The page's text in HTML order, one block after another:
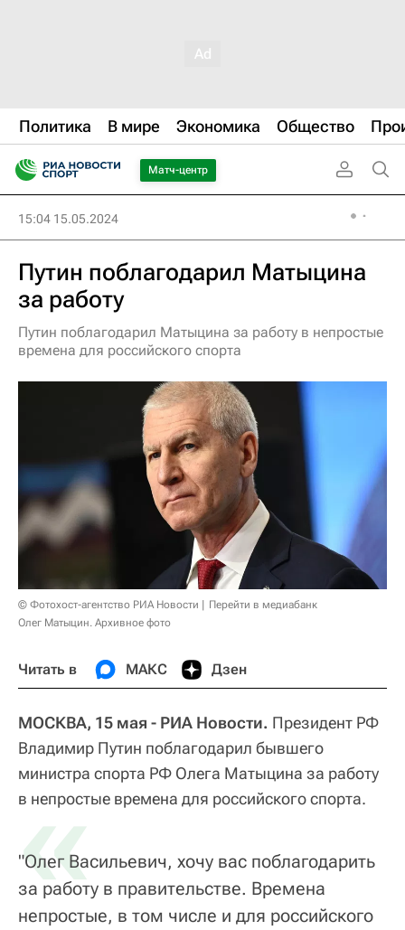
Политика В мире Экономика Общество
Матч-центр
15:04 15.05.2024
Путин поблагодарил Матыцина
за работу
Путин поблагодарил Матыцина за работу в непростые
времена для российского спорта
© Фотохост-агентство РИА Новости
Перейти в медиабанк
Олег Матыцин. Архивное фото
Читать в МАКС Дзен
МОСКВА, 15 мая - РИА Новости. Президент РФ
Владимир Путин поблагодарил бывшего
министра спорта РФ Олега Матыцина за работу
в непростые времена для российского спорта.
«
"Олег Васильевич, хочу вас поблагодарить
за работу в правительстве. Времена
непростые, в том числе и для российского